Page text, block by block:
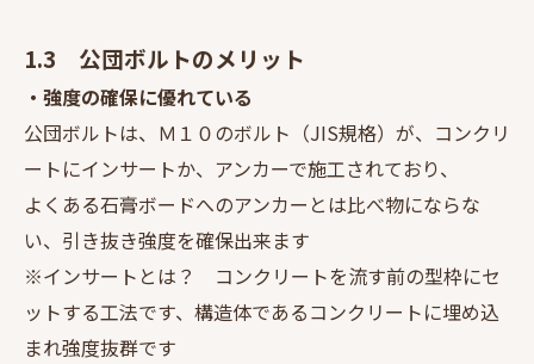
1.3 公団ボルトのメリット
・強度の確保に優れている
公団ボルトは、Ｍ１０のボルト（JIS規格）が、コンクリ
ートにインサートか、アンカーで施工されており、
よくある石膏ボードへのアンカーとは比べ物にならな
い、引き抜き強度を確保出来ます
※インサートとは？ コンクリートを流す前の型枠にセ
ットする工法です、構造体であるコンクリートに埋め込
まれ強度抜群です